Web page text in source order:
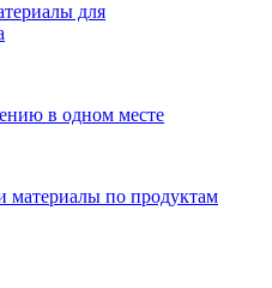
для
в одном месте
по продуктам